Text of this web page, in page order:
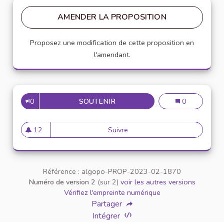
AMENDER LA PROPOSITION
Proposez une modification de cette proposition en
l'amendant.
0 SOUTENIR38 38
0
12
12 abonnés
Suivre
Référence : algopo-PROP-2023-02-1870
Numéro de version 2 (sur 2) voir les autres versions
Vérifiez l'empreinte numérique
Partager
Intégrer